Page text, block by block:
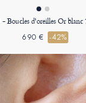
- Boucles d'oreilles Or
690 € -42%